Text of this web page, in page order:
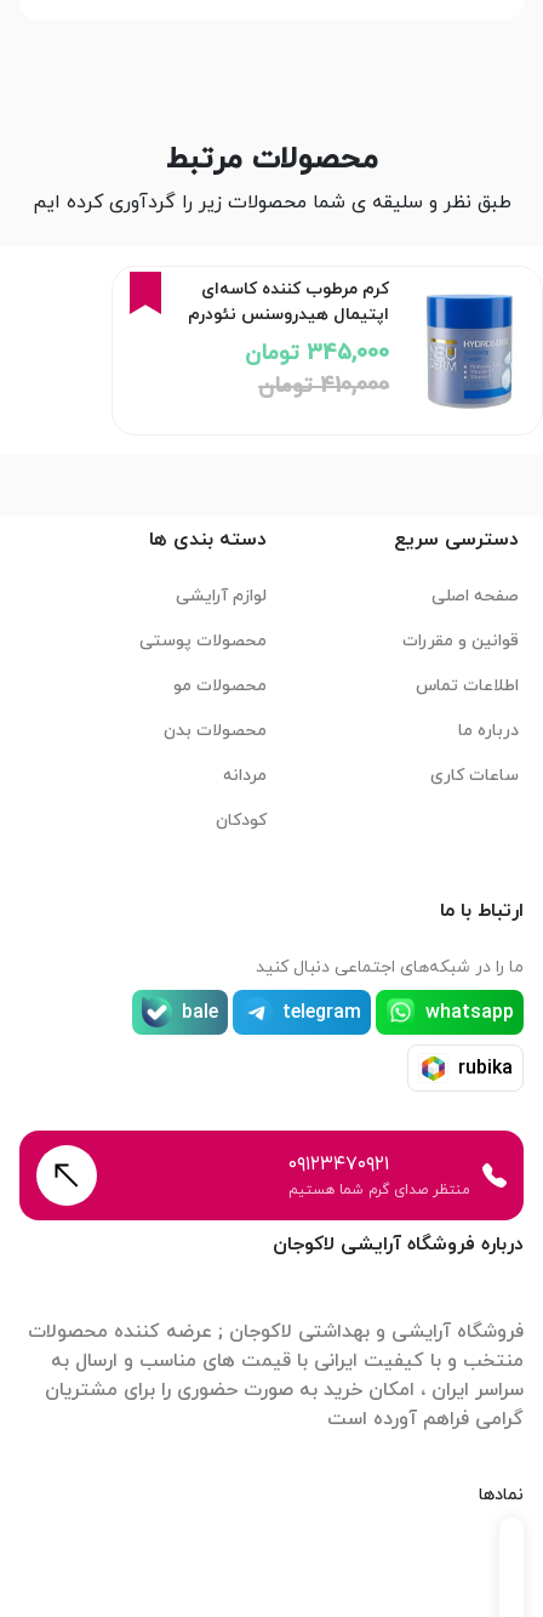
محصولات مرتبط
طبق نظر و سلیقه ی شما محصولات زیر را گردآوری کرده ایم
کرم مرطوب کننده کاسه‌ای
اپتیمال هیدروسنس نئودرم
345,000 تومان
410,000 تومان
درباره فروشگاه آرایشی لاکوجان
فروشگاه آرایشی و بهداشتی لاکوجان ; عرضه کننده محصولات
منتخب و با کیفیت ایرانی با قیمت های مناسب و ارسال به
سراسر ایران ، امکان خرید به صورت حضوری را برای مشتریان
گرامی فراهم آورده است
نمادها
دسترسی سریع
صفحه اصلی
قوانین و مقررات
اطلاعات تماس
درباره ما
ساعات کاری
دسته بندی ها
لوازم آرایشی
محصولات پوستی
محصولات مو
محصولات بدن
مردانه
کودکان
ارتباط با ما
ما را در شبکه‌های اجتماعی دنبال کنید
whatsapp
telegram
bale
rubika
۰۹۱۲۳۴۷۰۹۲۱
منتظر صدای گرم شما هستیم